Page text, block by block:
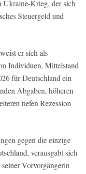
Ukraine-Krieg, der sich
Steuergeld und
er sich als
Individuen, Mittelstand
für Deutschland ein
Abgaben, höheren
tiefen Rezession
gegen die einzige
verausgabt sich
Vorvorgängerin